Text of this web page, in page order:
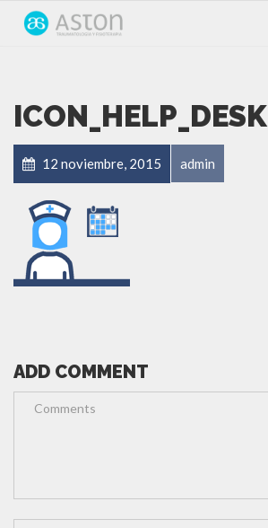
ICON_HELP_DESK
12 noviembre, 2015 admin
ADD COMMENT